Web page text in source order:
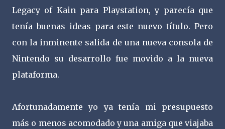
Legacy of Kain para Playstation, y parecía que
tenía buenas ideas para este nuevo título. Pero
con la inminente salida de una nueva consola de
Nintendo su desarrollo fue movido a la nueva
plataforma.
Afortunadamente yo ya tenía mi presupuesto
más o menos acomodado y una amiga que viajaba